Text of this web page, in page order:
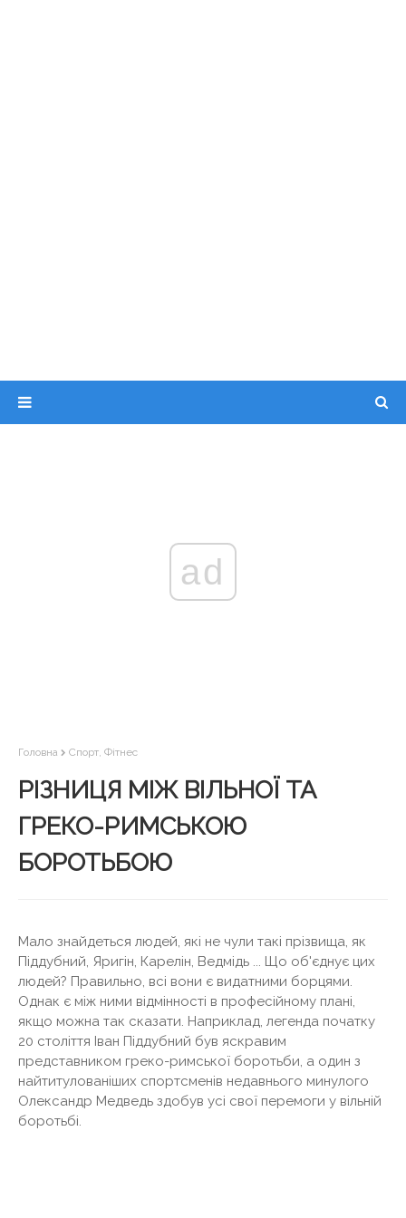
ad
Головна Спорт, Фітнес
РІЗНИЦЯ МІЖ ВІЛЬНОЇ ТА
ГРЕКО-РИМСЬКОЮ
БОРОТЬБОЮ
Мало знайдеться людей, які не чули такі прізвища, як
Піддубний, Яригін, Карелін, Ведмідь ... Що об'єднує цих
людей? Правильно, всі вони є видатними борцями.
Однак є між ними відмінності в професійному плані,
якщо можна так сказати. Наприклад, легенда початку
20 століття Іван Піддубний був яскравим
представником греко-римської боротьби, а один з
найтитулованіших спортсменів недавнього минулого
Олександр Медведь здобув усі свої перемоги у вільній
боротьбі.